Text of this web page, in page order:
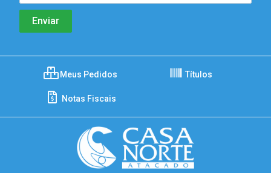
Meus Pedidos Títulos
Notas Fiscais